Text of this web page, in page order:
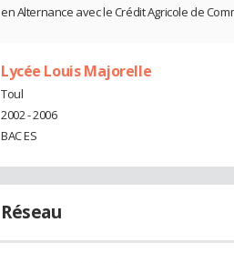
en Alternance avec le Crédit Agricole de
Lycée Louis Majorelle
Toul
2002 - 2006
BAC ES
Réseau